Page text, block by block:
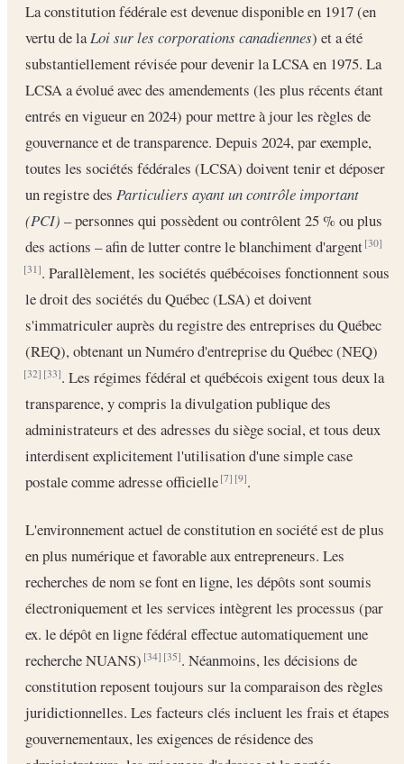
La constitution fédérale est devenue disponible en 1917 (en
vertu de laLoi sur les corporations canadiennes) et a été
substantiellement révisée pour devenir la LCSA en 1975. La
LCSA a évolué avec des amendements (les plus récents étant
entrés en vigueur en 2024) pour mettre à jour les règles de
gouvernance et de transparence. Depuis 2024, par exemple,
toutes les sociétés fédérales (LCSA) doivent tenir et déposer
un registre des Particuliers ayant un contrôle important
(PCI) – personnes qui possèdent ou contrôlent 25 % ou plus
des actions – afin de lutter contre le blanchiment d'argent[30]
[31]. Parallèlement, les sociétés québécoises fonctionnent sous
le droit des sociétés du Québec (LSA) et doivent
s'immatriculer auprès du registre des entreprises du Québec
(REQ), obtenant un Numéro d'entreprise du Québec (NEQ)
[32] [33]. Les régimes fédéral et québécois exigent tous deux la
transparence, y compris la divulgation publique des
administrateurs et des adresses du siège social, et tous deux
interdisent explicitement l'utilisation d'une simple case
postale comme adresse officielle[7] [9].
L'environnement actuel de constitution en société est de plus
en plus numérique et favorable aux entrepreneurs. Les
recherches de nom se font en ligne, les dépôts sont soumis
électroniquement et les services intègrent les processus (par
ex. le dépôt en ligne fédéral effectue automatiquement une
recherche NUANS)[34] [35]. Néanmoins, les décisions de
constitution reposent toujours sur la comparaison des règles
juridictionnelles. Les facteurs clés incluent les frais et étapes
gouvernementaux, les exigences de résidence des